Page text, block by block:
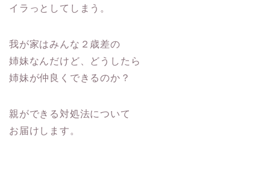
イラっとしてしまう。
我が家はみんな２歳差の
姉妹なんだけど、どうしたら
姉妹が仲良くできるのか？
親ができる対処法について
お届けします。